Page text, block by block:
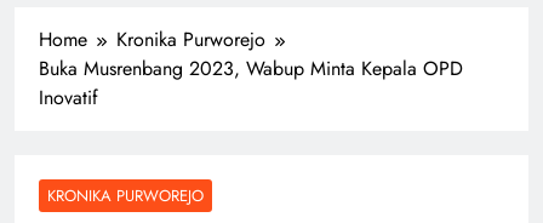
Home
Kronika Purworejo
Buka Musrenbang 2023, Wabup Minta Kepala OPD
Inovatif
KRONIKA PURWOREJO